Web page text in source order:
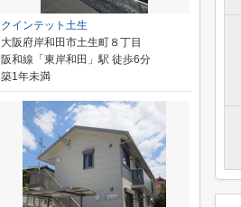
クインテット土生
大阪府岸和田市土生町８丁目
阪和線「東岸和田」駅 徒歩6分
築1年未満